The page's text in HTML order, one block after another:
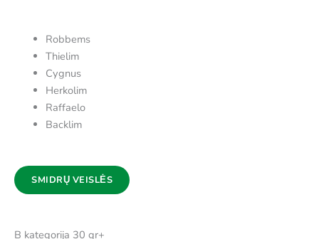
Robbems
Thielim
Cygnus
Herkolim
Raffaelo
Backlim
SMIDRŲ VEISLĖS
B kategorija 30 gr+